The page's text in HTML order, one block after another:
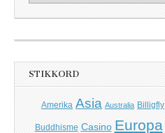
STIKKORD
Amerika Asia Australia Billigfly
Buddhisme Casino Europa